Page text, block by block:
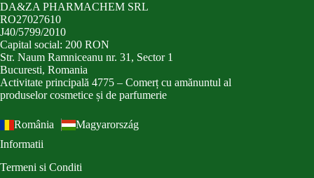
DA&ZA PHARMACHEM SRL
RO27027610
J40/5799/2010
Capital social: 200 RON
Str. Naum Ramniceanu nr. 31, Sector 1
Bucuresti, Romania
Activitate principală 4775 – Comerț cu amănuntul al
produselor cosmetice și de parfumerie
România
Magyarország
Informatii
Termeni si Conditi